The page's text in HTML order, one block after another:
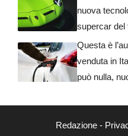
nuova
supercar del
Questa è
venduta in
può nulla,
Redazione -